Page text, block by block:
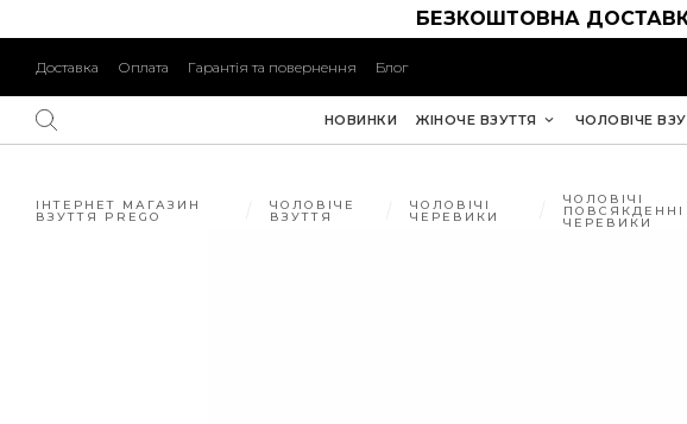
БЕЗКОШТОВНА
Доставка Оплата Гарантія та повернення Блог
НОВИНКИ ЖІНОЧЕ ВЗУТТЯ ЧОЛОВІЧЕ
ІНТЕРНЕТ МАГАЗИН
ВЗУТТЯ PREGO
ЧОЛОВІЧЕ
ВЗУТТЯ
ЧОЛОВІЧІ
ЧЕРЕВИКИ
ЧОЛОВІЧІ
ПОВСЯКДЕННІ
ЧЕРЕВИКИ